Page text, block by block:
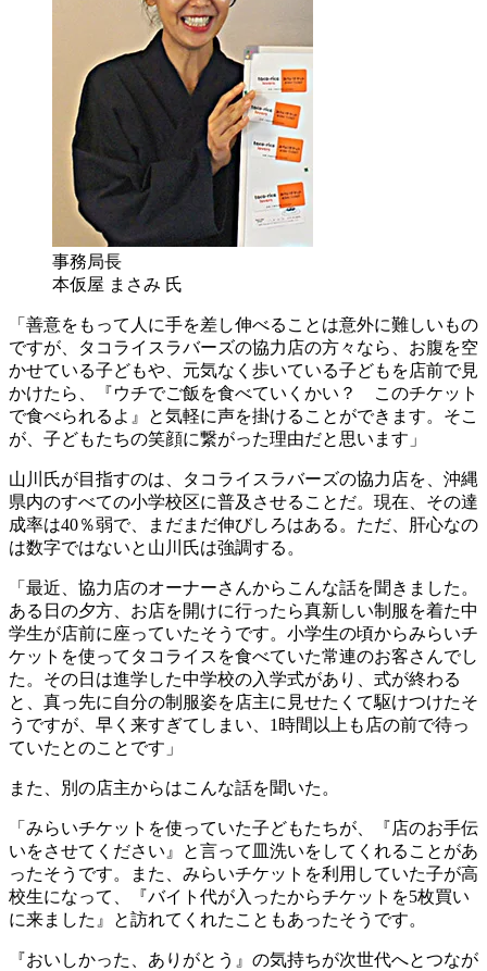
事務局長
本仮屋 まさみ 氏
「善意をもって人に手を差し伸べることは意外に難しいもの
ですが、タコライスラバーズの協力店の方々なら、お腹を空
かせている子どもや、元気なく歩いている子どもを店前で見
かけたら、『ウチでご飯を食べていくかい？ このチケット
で食べられるよ』と気軽に声を掛けることができます。そこ
が、子どもたちの笑顔に繋がった理由だと思います」
山川氏が目指すのは、タコライスラバーズの協力店を、沖縄
県内のすべての小学校区に普及させることだ。現在、その達
成率は40％弱で、まだまだ伸びしろはある。ただ、肝心なの
は数字ではないと山川氏は強調する。
「最近、協力店のオーナーさんからこんな話を聞きました。
ある日の夕方、お店を開けに行ったら真新しい制服を着た中
学生が店前に座っていたそうです。小学生の頃からみらいチ
ケットを使ってタコライスを食べていた常連のお客さんでし
た。その日は進学した中学校の入学式があり、式が終わる
と、真っ先に自分の制服姿を店主に見せたくて駆けつけたそ
うですが、早く来すぎてしまい、1時間以上も店の前で待っ
ていたとのことです」
また、別の店主からはこんな話を聞いた。
「みらいチケットを使っていた子どもたちが、『店のお手伝
いをさせてください』と言って皿洗いをしてくれることがあ
ったそうです。また、みらいチケットを利用していた子が高
校生になって、『バイト代が入ったからチケットを5枚買い
に来ました』と訪れてくれたこともあったそうです。
『おいしかった、ありがとう』の気持ちが次世代へとつなが